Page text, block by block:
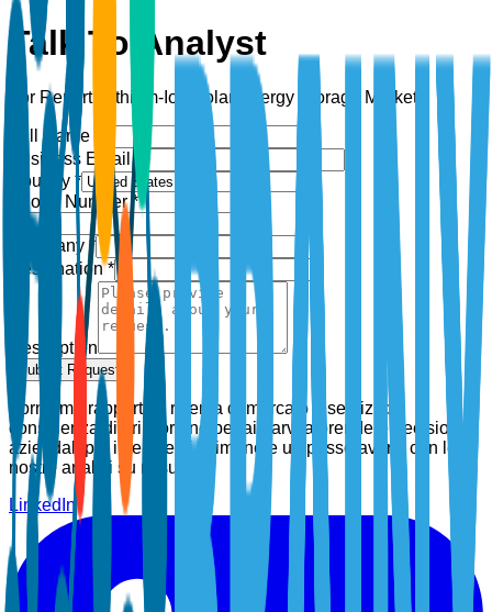
Talk To Analyst
For Report: Lithium-Ion Solar Energy Storage Market
Full Name *
Business Email *
Country *
Phone Number *
Company *
Designation *
Description
Submit Request
Forniamo rapporti di ricerca di mercato e servizi di
consulenza di prim'ordine per aiutarvi a prendere decisioni
aziendali più intelligenti. Rimanete un passo avanti con le
nostre analisi su misura.
LinkedIn